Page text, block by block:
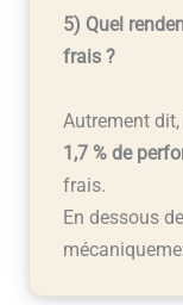
5) Quel
frais ?
Autrement
1,7 % de
frais.
En dessous